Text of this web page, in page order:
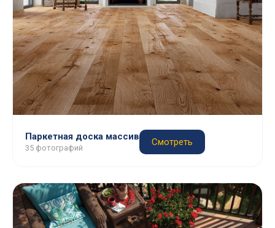
Паркетная доска массив
35 фотографий
Смотреть